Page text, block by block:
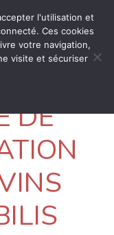
DE
l'utilisation et
Ces cookies
votre navigation,
visite et sécuriser